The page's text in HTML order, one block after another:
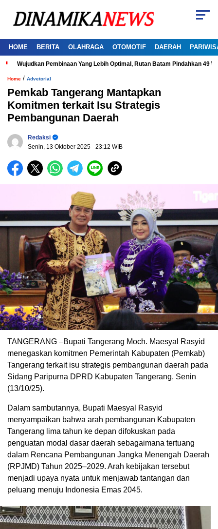
HOME BERITA OLAHRAGA OTOMOTIF DAERAH
Wujudkan Pembinaan Yang Lebih Optimal, Rutan Batam Pindahkan 49
Home / Advetorial
Pemkab Tangerang Mantapkan
Komitmen terkait Isu Strategis
Pembangunan Daerah
Redaksi
Senin, 13 Oktober 2025 - 23:12 WIB
TANGERANG –Bupati Tangerang Moch. Maesyal Rasyid
menegaskan komitmen Pemerintah Kabupaten (Pemkab)
Tangerang terkait isu strategis pembangunan daerah pada
Sidang Paripurna DPRD Kabupaten Tangerang, Senin
(13/10/25).
Dalam sambutannya, Bupati Maesyal Rasyid
menyampaikan bahwa arah pembangunan Kabupaten
Tangerang lima tahun ke depan difokuskan pada
penguatan modal dasar daerah sebagaimana tertuang
dalam Rencana Pembangunan Jangka Menengah Daerah
(RPJMD) Tahun 2025–2029. Arah kebijakan tersebut
menjadi upaya nyata untuk menjawab tantangan dan
peluang menuju Indonesia Emas 2045.